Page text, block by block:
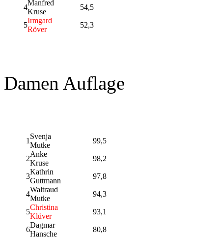
4
Manfred
Kruse
54,5
5
Irmgard
Röver
52,3
Damen Auflage
1
Svenja
Mutke
99,5
2
Anke
Kruse
98,2
3
Kathrin
Guttmann
97,8
4
Waltraud
Mutke
94,3
5
Christina
Klüver
93,1
6
Dagmar
Hansche
80,8